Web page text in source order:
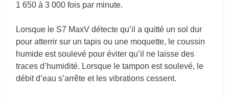
1 650 à 3 000 fois par minute.
Lorsque le S7 MaxV détecte qu’il a quitté un sol dur
pour atterrir sur un tapis ou une moquette, le coussin
humide est soulevé pour éviter qu’il ne laisse des
traces d’humidité. Lorsque le tampon est soulevé, le
débit d’eau s’arrête et les vibrations cessent.